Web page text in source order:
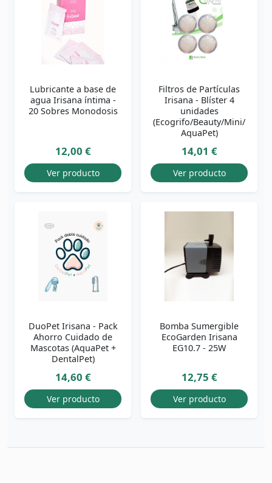
Lubricante a base de
agua Irisana íntima -
20 Sobres Monodosis
12,00 €
Ver producto
Filtros de Partículas
Irisana - Blíster 4
unidades
(Ecogrifo/Beauty/Mini/
AquaPet)
14,01 €
Ver producto
DuoPet Irisana - Pack
Ahorro Cuidado de
Mascotas (AquaPet +
DentalPet)
14,60 €
Ver producto
Bomba Sumergible
EcoGarden Irisana
EG10.7 - 25W
12,75 €
Ver producto